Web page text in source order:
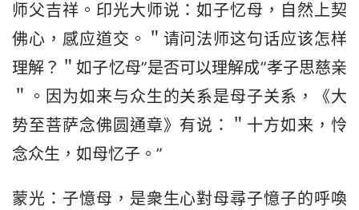
师父吉祥。印光大师说：如子忆母，自然上契
佛心，感应道交。＂请问法师这句话应该怎样
理解？＂如子忆母”是否可以理解成”孝子思慈亲
＂。因为如来与众生的关系是母子关系，《大
势至菩萨念佛圆通章》有说：＂十方如来，怜
念众生，如母忆子。”
蒙光：子憶母，是衆生心對母尋子憶子的呼喚